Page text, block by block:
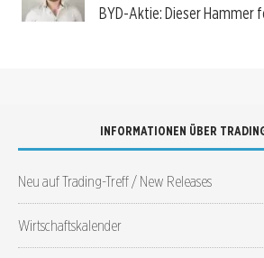
BYD-Aktie: Dieser Hammer
INFORMATIONEN ÜBER
Neu auf Trading-Treff / New Releases
Wirtschaftskalender